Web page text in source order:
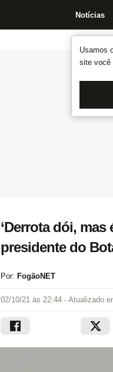
Usamos
site você
Notícias
‘Derrota dói,
presidente do
Por: FogãoNET
02/10/21 às 22:44 - Atualizado